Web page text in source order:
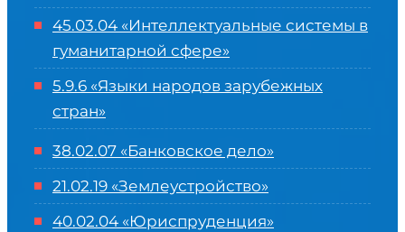
45.03.04 «Интеллектуальные системы в
гуманитарной сфере»
5.9.6 «Языки народов зарубежных
стран»
38.02.07 «Банковское дело»
21.02.19 «Землеустройство»
40.02.04 «Юриспруденция»